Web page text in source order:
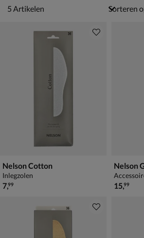
5 artikelen
5 Artikelen Sorteren
Nelson Cotton
Inlegzolen
€ 7,99
7,99
Nelson
€ 15,99
15,99